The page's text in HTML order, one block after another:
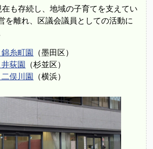
も存続し、地域の子育てを支えてい
を離れ、区議会議員としての活動に
糸町園 （墨田区）
荻園 （杉並区）
俣川園 （横浜）